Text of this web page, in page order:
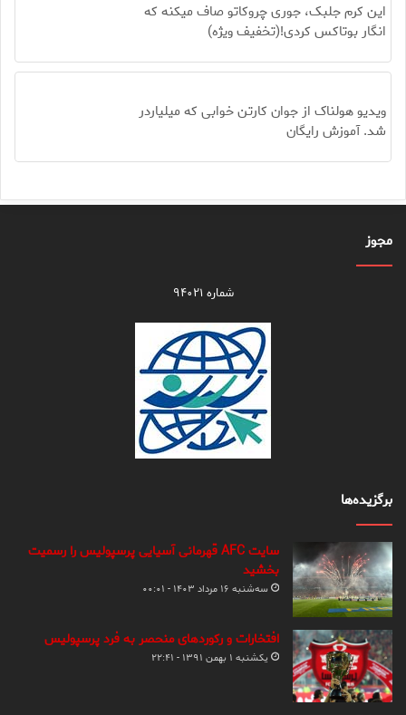
این کرم جلبک، جوری چروکاتو صاف میکنه که
انگار بوتاکس کردی!(تخفیف ویژه)
ویدیو هولناک از جوان کارتن خوابی که میلیاردر
شد. آموزش رایگان
مجوز
شماره ۹۴۰۲۱
برگزیده‌ها
سایت AFC قهرمانی آسیایی پرسپولیس را رسمیت
بخشید
سه‌شنبه ۱۶ مرداد ۱۴۰۳ - ۰۰:۰۱
افتخارات و رکوردهای منحصر به فرد پرسپولیس
یکشنبه ۱ بهمن ۱۳۹۱ - ۲۲:۴۱